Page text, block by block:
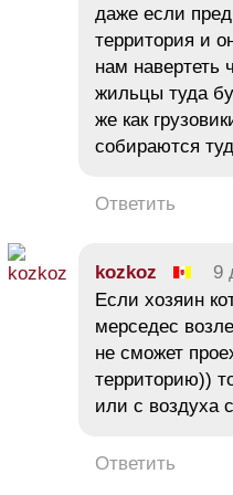
даже если
территория и
нам навертеть
жильцы туда
же как
собираются
Ответить
kozkoz 9
Если хозяин
мерседес
не сможет
территорию))
или с воздуха
Ответить